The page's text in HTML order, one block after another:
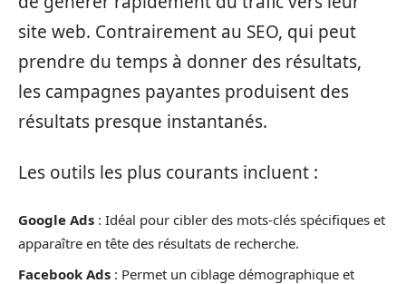
site web. Contrairement au SEO, qui peut
prendre du temps à donner des résultats,
les campagnes payantes produisent des
résultats presque instantanés.
Les outils les plus courants incluent :
Google Ads : Idéal pour cibler des mots-clés spécifiques et
apparaître en tête des résultats de recherche.
Facebook Ads : Permet un ciblage démographique et